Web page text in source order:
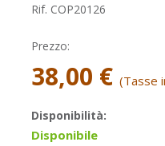
Rif. COP20126
Prezzo:
38,00 € (Tasse
Disponibilità:
Disponibile